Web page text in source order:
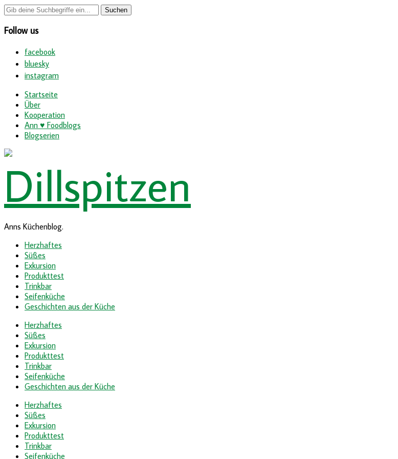
Follow us
facebook
bluesky
instagram
Startseite
Über
Kooperation
Ann ♥ Foodblogs
Blogserien
Anns Küchenblog.
Herzhaftes
Süßes
Exkursion
Produkttest
Trinkbar
Seifenküche
Geschichten aus der Küche
Herzhaftes
Süßes
Exkursion
Produkttest
Trinkbar
Seifenküche
Geschichten aus der Küche
Herzhaftes
Süßes
Exkursion
Produkttest
Trinkbar
Seifenküche